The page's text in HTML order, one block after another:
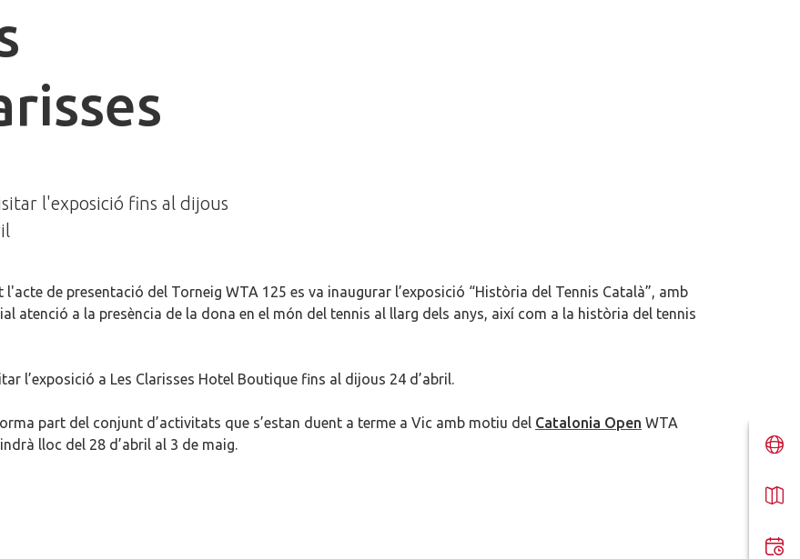
l'exposició fins al dijous
de presentació del Torneig WTA 125 es va inaugurar l’exposició “Història del Tennis Català”, amb
atenció a la presència de la dona en el món del tennis al llarg dels anys, així com a la història del tennis
l’exposició a Les Clarisses Hotel Boutique fins al dijous 24 d’abril.
part del conjunt d’activitats que s’estan duent a terme a Vic amb motiu del Catalonia Open WTA
lloc del 28 d’abril al 3 de maig.